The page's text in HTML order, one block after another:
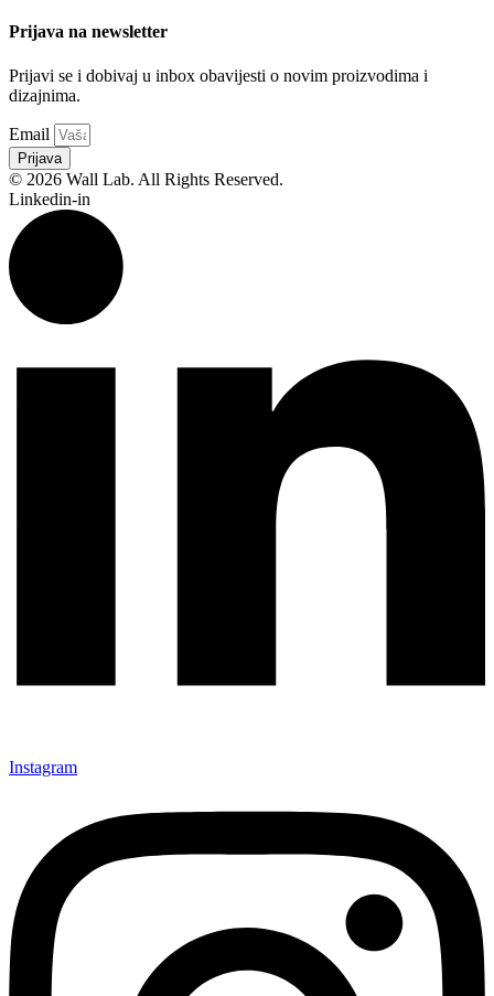
Prijava na newsletter
Prijavi se i dobivaj u inbox obavijesti o novim proizvodima i
dizajnima.
Email
Prijava
© 2026 Wall Lab. All Rights Reserved.
Linkedin-in
Instagram